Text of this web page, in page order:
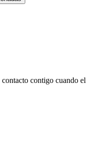
contigo cuando el